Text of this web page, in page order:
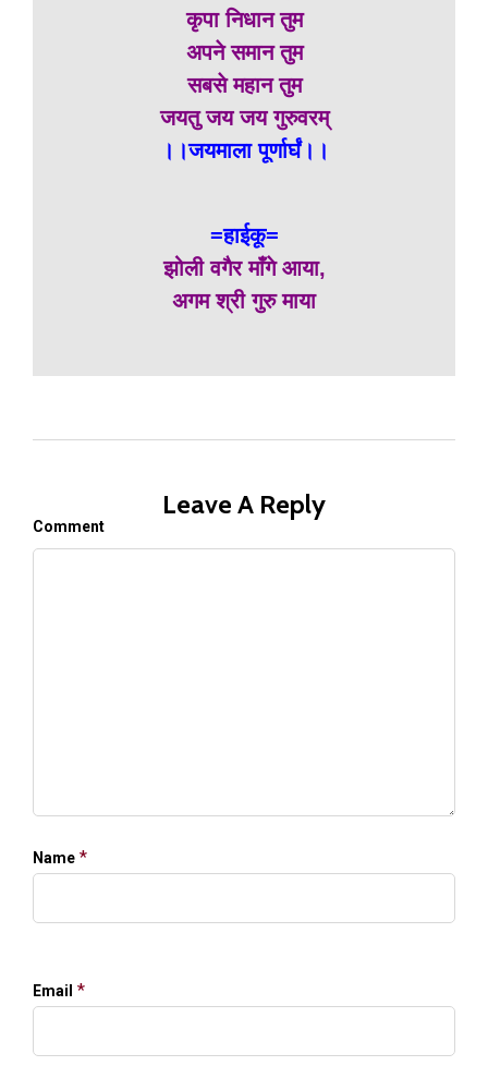
कृपा निधान तुम
अपने समान तुम
सबसे महान तुम
जयतु जय जय गुरुवरम्
।।जयमाला पूर्णार्घं।।
=हाईकू=
झोली वगैर माँगे आया,
अगम श्री गुरु माया
Leave A Reply
Comment
Name *
Email *